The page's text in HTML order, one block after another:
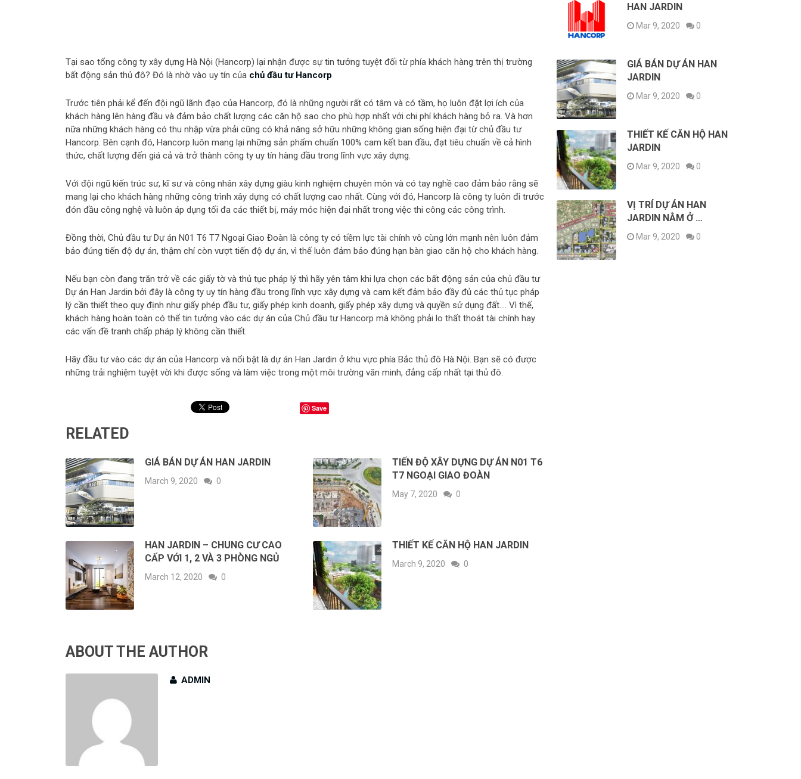
Tại sao tổng công ty xây dựng Hà Nội (Hancorp) lại nhận được sự tin tưởng tuyệt đối từ phía khách hàng trên thị trường
bất động sản thủ đô? Đó là nhờ vào uy tín của chủ đầu tư Hancorp
Trước tiên phải kể đến đội ngũ lãnh đạo của Hancorp, đó là những người rất có tâm và có tầm, họ luôn đặt lợi ích của
khách hàng lên hàng đầu và đảm bảo chất lượng các căn hộ sao cho phù hợp nhất với chi phí khách hàng bỏ ra. Và hơn
nữa những khách hàng có thu nhập vừa phải cũng có khả năng sở hữu những không gian sống hiện đại từ chủ đầu tư
Hancorp. Bên cạnh đó, Hancorp luôn mang lại những sản phẩm chuẩn 100% cam kết ban đầu, đạt tiêu chuẩn về cả hình
thức, chất lượng đến giá cả và trở thành công ty uy tín hàng đầu trong lĩnh vực xây dựng.
Với đội ngũ kiến trúc sư, kĩ sư và công nhân xây dựng giàu kinh nghiệm chuyên môn và có tay nghề cao đảm bảo rằng sẽ
mang lại cho khách hàng những công trình xây dựng có chất lượng cao nhất. Cùng với đó, Hancorp là công ty luôn đi trước
đón đầu công nghệ và luôn áp dụng tối đa các thiết bị, máy móc hiện đại nhất trong việc thi công các công trình.
Đồng thời, Chủ đầu tư Dự án N01 T6 T7 Ngoại Giao Đoàn là công ty có tiềm lực tài chính vô cùng lớn mạnh nên luôn đảm
bảo đúng tiến độ dự án, thậm chí còn vượt tiến độ dự án, vì thế luôn đảm bảo đúng hạn bàn giao căn hộ cho khách hàng.
Nếu bạn còn đang trăn trở về các giấy tờ và thủ tục pháp lý thì hãy yên tâm khi lựa chọn các bất động sản của chủ đầu tư
Dự án Han Jardin bởi đây là công ty uy tín hàng đầu trong lĩnh vực xây dựng và cam kết đảm bảo đầy đủ các thủ tục pháp
lý cần thiết theo quy định như giấy phép đầu tư, giấy phép kinh doanh, giấy phép xây dựng và quyền sử dụng đất…. Vì thế,
khách hàng hoàn toàn có thể tin tưởng vào các dự án của Chủ đầu tư Hancorp mà không phải lo thất thoát tài chính hay
các vấn đề tranh chấp pháp lý không cần thiết.
Hãy đầu tư vào các dự án của Hancorp và nổi bật là dự án Han Jardin ở khu vực phía Bắc thủ đô Hà Nội. Bạn sẽ có được
những trải nghiệm tuyệt vời khi được sống và làm việc trong một môi trường văn minh, đẳng cấp nhất tại thủ đô.
Save
RELATED
GIÁ BÁN DỰ ÁN HAN JARDIN
March 9, 2020 0
TIẾN ĐỘ XÂY DỰNG DỰ ÁN N01 T6
T7 NGOẠI GIAO ĐOÀN
May 7, 2020 0
HAN JARDIN – CHUNG CƯ CAO
CẤP VỚI 1, 2 VÀ 3 PHÒNG NGỦ
March 12, 2020 0
THIẾT KẾ CĂN HỘ HAN JARDIN
March 9, 2020 0
ABOUT THE AUTHOR
ADMIN
HAN JARDIN
Mar 9, 2020 0
GIÁ BÁN DỰ ÁN HAN
JARDIN
Mar 9, 2020 0
THIẾT KẾ CĂN HỘ HAN
JARDIN
Mar 9, 2020 0
VỊ TRÍ DỰ ÁN HAN
JARDIN NẰM Ở …
Mar 9, 2020 0